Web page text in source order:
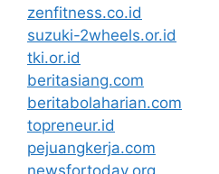
zenfitness.co.id
suzuki-2wheels.or.id
tki.or.id
beritasiang.com
beritabolaharian.com
topreneur.id
pejuangkerja.com